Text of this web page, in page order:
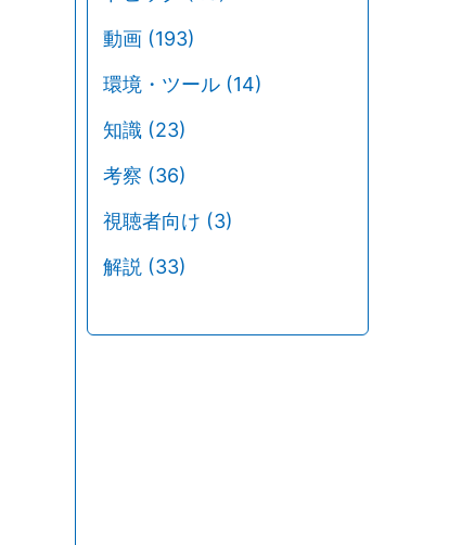
動画 (193)
環境・ツール (14)
知識 (23)
考察 (36)
視聴者向け (3)
解説 (33)